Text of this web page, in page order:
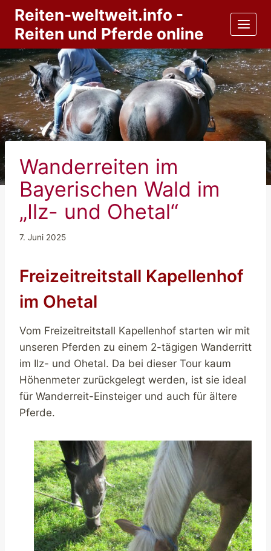
Zum
Inhalt
springen
Reiten-weltweit.info -
Reiten und Pferde online
Wanderreiten im
Bayerischen Wald im
„Ilz- und Ohetal“
7. Juni 2025
Freizeitreitstall Kapellenhof
im Ohetal
Vom Freizeitreitstall Kapellenhof starten wir mit
unseren Pferden zu einem 2-tägigen Wanderritt
im Ilz- und Ohetal. Da bei dieser Tour kaum
Höhenmeter zurückgelegt werden, ist sie ideal
für Wanderreit-Einsteiger und auch für ältere
Pferde.